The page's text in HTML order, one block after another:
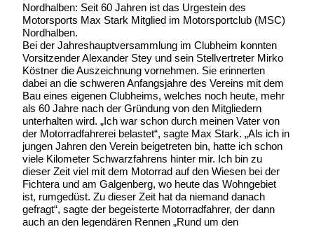
Nordhalben: Seit 60 Jahren ist das Urgestein des
Motorsports Max Stark Mitglied im Motorsportclub (MSC)
Nordhalben.
Bei der Jahreshauptversammlung im Clubheim konnten
Vorsitzender Alexander Stey und sein Stellvertreter Mirko
Köstner die Auszeichnung vornehmen. Sie erinnerten
dabei an die schweren Anfangsjahre des Vereins mit dem
Bau eines eigenen Clubheims, welches noch heute, mehr
als 60 Jahre nach der Gründung von den Mitgliedern
unterhalten wird. „Ich war schon durch meinen Vater von
der Motorradfahrerei belastet“, sagte Max Stark. „Als ich in
jungen Jahren den Verein beigetreten bin, hatte ich schon
viele Kilometer Schwarzfahrens hinter mir. Ich bin zu
dieser Zeit viel mit dem Motorrad auf den Wiesen bei der
Fichtera und am Galgenberg, wo heute das Wohngebiet
ist, rumgedüst. Zu dieser Zeit hat da niemand danach
gefragt“, sagte der begeisterte Motorradfahrer, der dann
auch an den legendären Rennen „Rund um den